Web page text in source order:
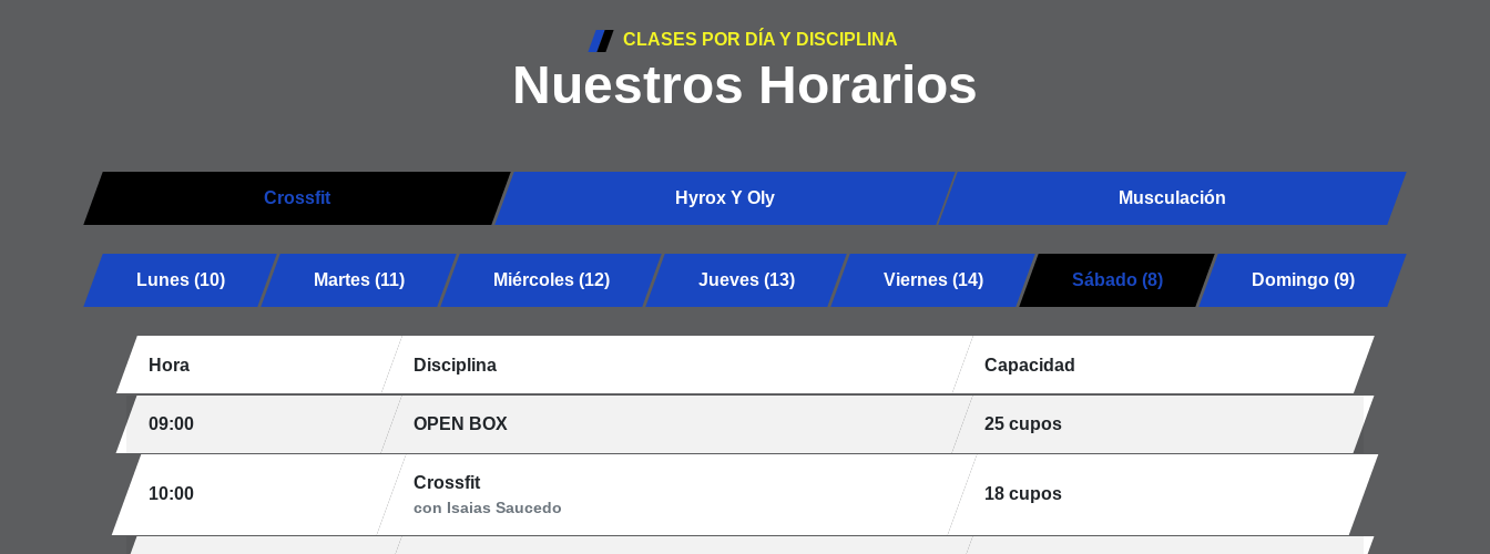
CLASES POR DÍA Y DISCIPLINA
Nuestros Horarios
Crossfit Hyrox Y Oly Musculación
Lunes (10) Martes (11) Miércoles (12) Jueves (13) Viernes (14) Sábado (8) Domingo (9)
Hora Disciplina Capacidad
09:00 OPEN BOX 25 cupos
10:00
Crossfit
con Isaias Saucedo
18 cupos